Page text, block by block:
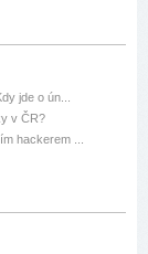
jde o ún...
v ČR?
hackerem ...